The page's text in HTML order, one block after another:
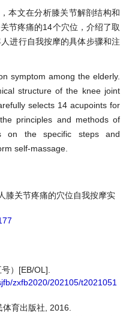
本文在分析膝关节解剖结构和
节疼痛的14个穴位，介绍了取
进行自我按摩的具体步骤和注
symptom among the elderly.
structure of the knee joint
selects 14 acupoints for
principles and methods of
on the specific steps and
self-massage.
膝关节疼痛的穴位自我按摩实
）[EB/OL].
zxfb2020/202105/t2021051
育出版社, 2016.